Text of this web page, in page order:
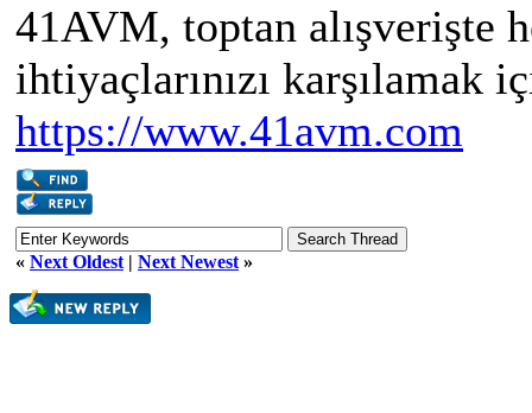
41AVM, toptan alışverişte
ihtiyaçlarınızı karşılamak
https://www.41avm.com
« Next Oldest | Next Newest »